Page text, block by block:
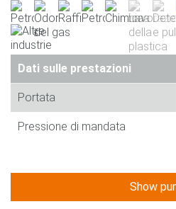
Dati sulle prestazioni
Portata
Pressione di mandata
Show